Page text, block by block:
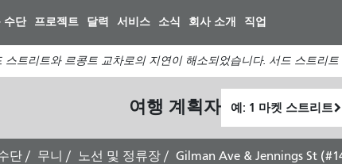
수단 프로젝트 달력 서비스 소식 회사 소개 직업
스트리트와 르콩트 교차로의 지연이 해소되었습니다. 서드 스트리
여행 계획자
위
치
단 무니 노선 및 정류장 Gilman Ave & Jennings St